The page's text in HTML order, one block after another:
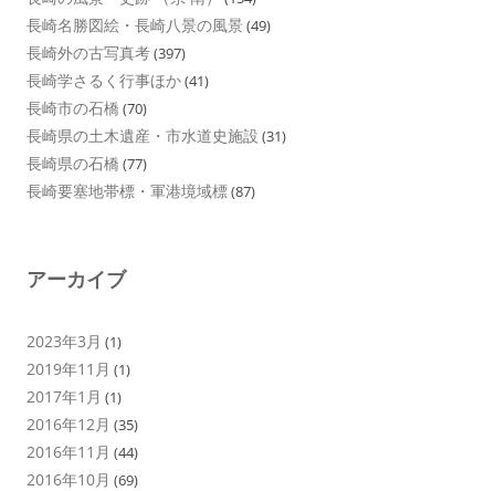
長崎名勝図絵・長崎八景の風景 (49)
長崎外の古写真考(397)
長崎学さるく行事ほか(41)
長崎市の石橋 (70)
長崎県の土木遺産・市水道史施設 (31)
長崎県の石橋 (77)
長崎要塞地帯標・軍港境域標(87)
アーカイブ
2023年3月 (1)
2019年11月 (1)
2017年1月 (1)
2016年12月 (35)
2016年11月 (44)
2016年10月 (69)